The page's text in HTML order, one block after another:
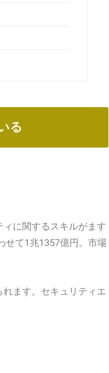
る
に関するスキルがます
せて1兆1357億円。市場
ます。セキュリティエ